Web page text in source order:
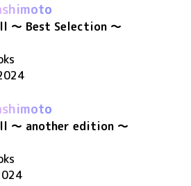
〜 Best Selection 〜
〜 another edition 〜